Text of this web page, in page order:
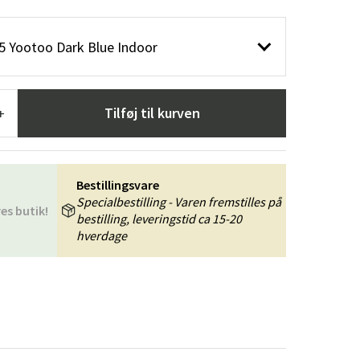
Yootoo Dark Blue Indoor
Tilføj til kurven
butik!
Bestillingsvare
Specialbestilling - Varen fremstilles på
bestilling, leveringstid ca 15-20
hverdage